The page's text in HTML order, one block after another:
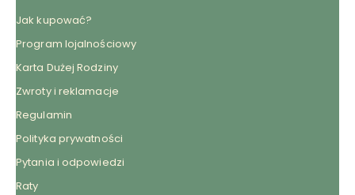
Jak kupować?
Program lojalnościowy
Karta Dużej Rodziny
Zwroty i reklamacje
Regulamin
Polityka prywatności
Pytania i odpowiedzi
Raty